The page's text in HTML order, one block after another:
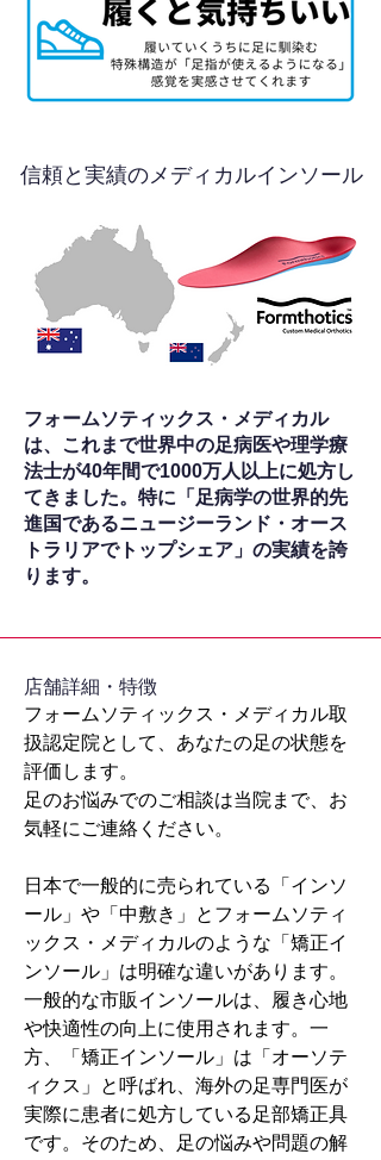
信頼と実績のメディカルインソール
フォームソティックス・メディカル
は、これまで世界中の足病医や理学療
法士が40年間で1000万人以上に処方し
てきました。特に「足病学の世界的先
進国であるニュージーランド・オース
トラリアでトップシェア」の実績を誇
ります。
​店舗詳細・特徴
フォームソティックス・メディカル取
扱認定院として、あなたの足の状態を
評価します。
足のお悩みでのご相談は当院まで、お
気軽にご連絡ください。
日本で一般的に売られている「インソ
ール」や「中敷き」とフォームソティ
ックス・メディカルのような「矯正イ
ンソール」は明確な違いがあります。
一般的な市販インソールは、履き心地
や快適性の向上に使用されます。一
方、「矯正インソール」は「オーソテ
ィクス」と呼ばれ、海外の足専門医が
実際に患者に処方している足部矯正具
です。そのため、足の悩みや問題の解